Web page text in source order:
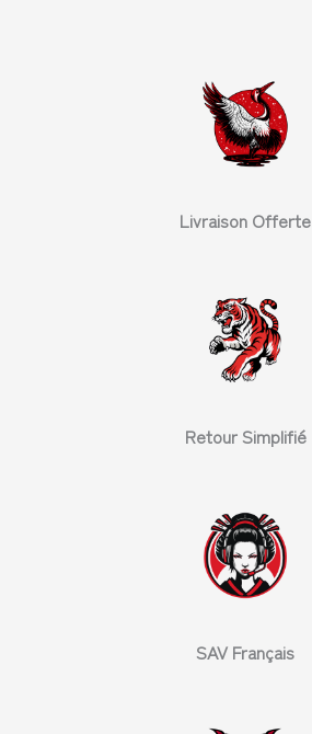
Livraison Offerte
Retour Simplifié
SAV Français